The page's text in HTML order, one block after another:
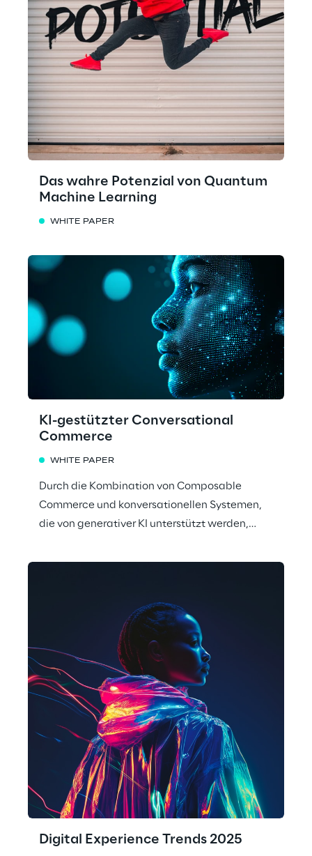
Das wahre Potenzial von Quantum
Machine Learning
WHITE PAPER
KI-gestützter Conversational
Commerce
WHITE PAPER
Durch die Kombination von Composable
Commerce und konversationellen Systemen,
die von generativer KI unterstützt werden,
den Omnichannel-Handel.
Digital Experience Trends 2025